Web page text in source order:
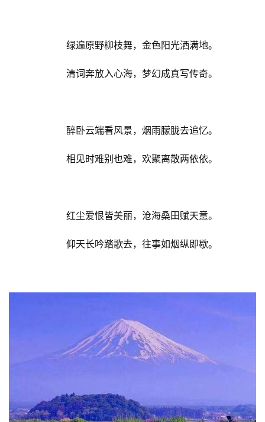
绿遍原野柳枝舞，金色阳光洒满地。
清词奔放入心海，梦幻成真写传奇。
醉卧云端看风景，烟雨朦胧去追忆。
相见时难别也难，欢聚离散两依依。
红尘爱恨皆美丽，沧海桑田赋天意。
仰天长吟踏歌去，往事如烟纵即歇。